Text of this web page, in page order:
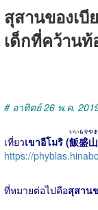
สุสานของเบี
เด็กที่คว้าน
# อาทิตย์ 26 พ.ค.
เที่ยวเขาอีโมริ (飯盛山
いいもりやま
https://
ที่หมายต่อไปคือสุสาน